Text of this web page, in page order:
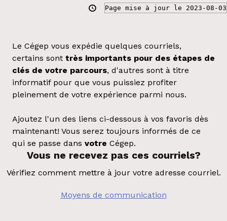
Page mise à jour le 2023-08-03
Le Cégep vous expédie quelques courriels,
certains sont très importants pour des étapes de
clés de votre parcours, d'autres sont à titre
informatif pour que vous puissiez profiter
pleinement de votre expérience parmi nous.
Ajoutez l'un des liens ci-dessous à vos favoris dès
maintenant! Vous serez toujours informés de ce
qui se passe dans votre Cégep.
Vous ne recevez pas ces courriels?
Vérifiez comment mettre à jour votre adresse courriel.
Moyens de communication